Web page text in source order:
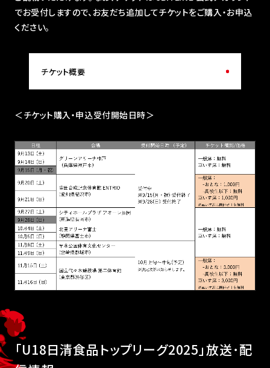
でお受付しますので、お友だち追加してチケットをご購入・お申込
ください。
チケット概要
＜チケット購入・申込受付開始日時＞
「U18日清食品トップリーグ2025」放送･配